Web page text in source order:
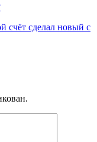
счёт сделал новый с